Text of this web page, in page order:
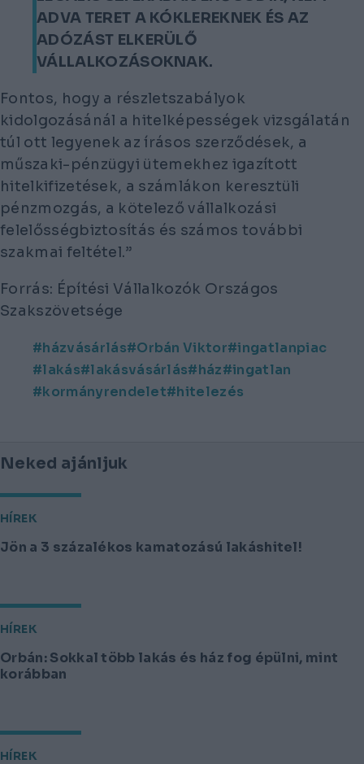
ADVA TERET A KÓKLEREKNEK ÉS AZ
ADÓZÁST ELKERÜLŐ
VÁLLALKOZÁSOKNAK.
Fontos, hogy a részletszabályok
kidolgozásánál a hitelképességek vizsgálatán
túl ott legyenek az írásos szerződések, a
műszaki-pénzügyi ütemekhez igazított
hitelkifizetések, a számlákon keresztüli
pénzmozgás, a kötelező vállalkozási
felelősségbiztosítás és számos további
szakmai feltétel.”
Forrás: Építési Vállalkozók Országos
Szakszövetsége
házvásárlás Orbán Viktor
ingatlanpiac
lakás
lakásvásárlás ház
ingatlan
kormányrendelet
hitelezés
Neked ajánljuk
HÍREK
Jön a 3 százalékos kamatozású lakáshitel!
HÍREK
Orbán: Sokkal több lakás és ház fog épülni, mint
korábban
HÍREK